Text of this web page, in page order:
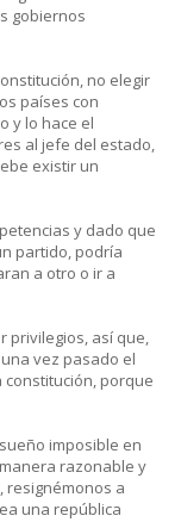
gobiernos
no elegir
países con
y lo hace el
al jefe del estado,
existir un
y dado que
partido, podría
a otro o ir a
privilegios, así que,
vez pasado el
porque
imposible en
razonable y
resignémonos a
una república